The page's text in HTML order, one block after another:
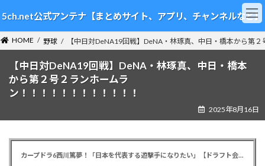
ン
テ
ン
ツ
ビ
ゲ
ー
シ
5ch.net公式アンテナ【まとめサイト、アプリ、チャンネルなど】
HOME 野球 【中日対DeNA19回戦】DeNA・林琢真、中日・橋本から第
【中日対DeNA19回戦】DeNA・林琢真、中日・橋本
から第２号２ランホームラ
ン！！！！！！！！！！！！
2025年8月16日
カープドラ6西川篤夢！「日本を代表する遊撃手になりたい」【ドラフト会議2025】